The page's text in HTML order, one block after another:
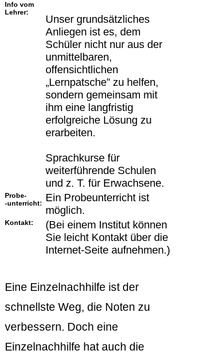
Info vom
Lehrer:
Unser grundsätzliches
Anliegen ist es, dem
Schüler nicht nur aus der
unmittelbaren,
offensichtlichen
„Lernpatsche” zu helfen,
sondern gemeinsam mit
ihm eine langfristig
erfolgreiche Lösung zu
erarbeiten.
Sprachkurse für
weiterführende Schulen
und z. T. für Erwachsene.
Probe-
-unterricht: Ein Probeunterricht ist
möglich.
Kontakt:
(Bei einem Institut können
Sie leicht Kontakt über die
Internet-Seite aufnehmen.)
Eine Einzelnachhilfe ist der
schnellste Weg, die Noten zu
verbessern. Doch eine
Einzelnachhilfe hat auch die